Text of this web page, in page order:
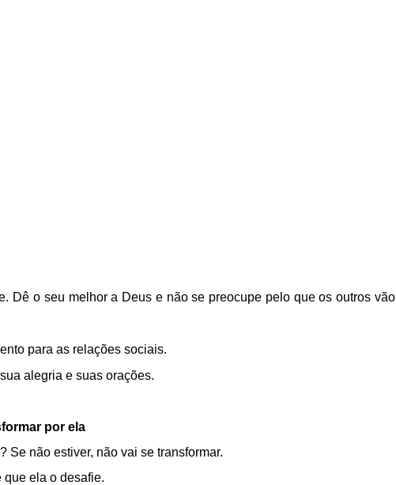
Dê o seu melhor a Deus e não se preocupe pelo que os outros vão
para as relações sociais.
alegria e suas orações.
por ela
Se não estiver, não vai se transformar.
ela o desafie.